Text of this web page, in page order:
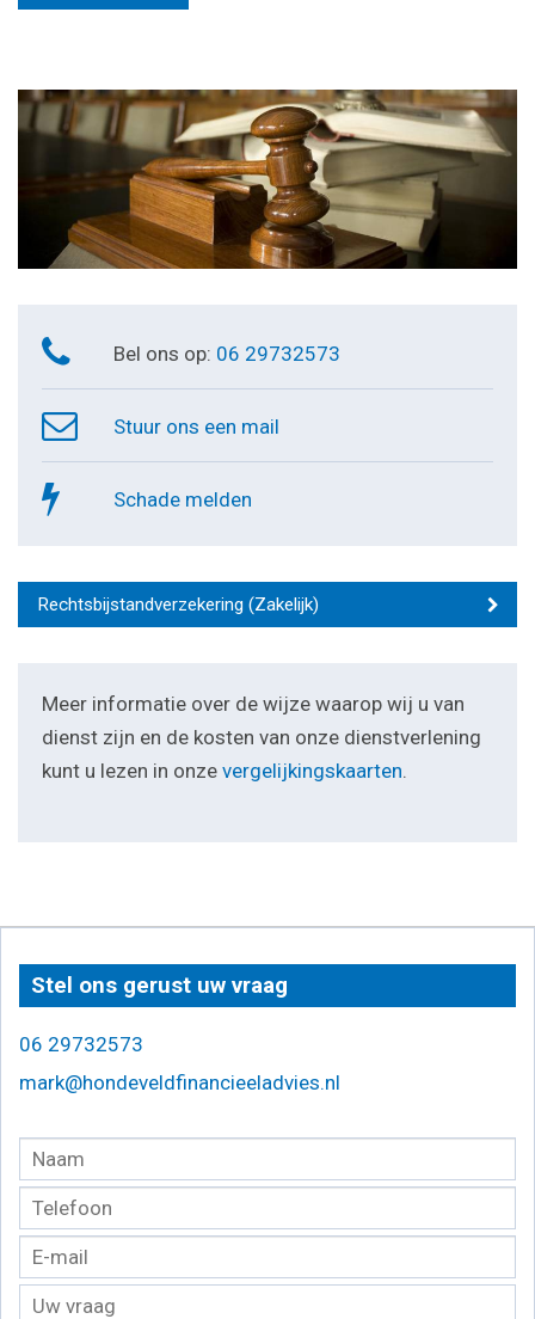
Bel ons op: 06 29732573
Stuur ons een mail
Schade melden
Rechtsbijstandverzekering (Zakelijk)
Meer informatie over de wijze waarop wij u van
dienst zijn en de kosten van onze dienstverlening
kunt u lezen in onze vergelijkingskaarten.
Stel ons gerust uw vraag
06 29732573
mark@hondeveldfinancieeladvies.nl